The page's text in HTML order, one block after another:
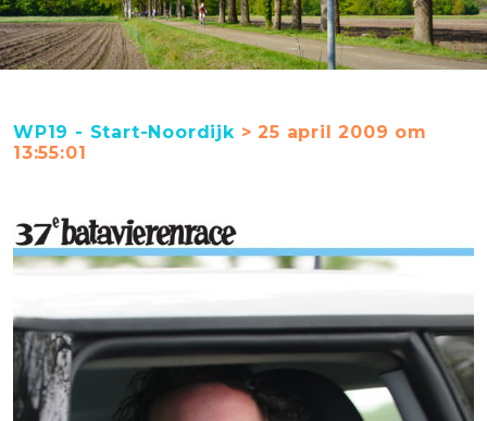
WP19 - Start-Noordijk > 25 april 2009 om
13:55:01